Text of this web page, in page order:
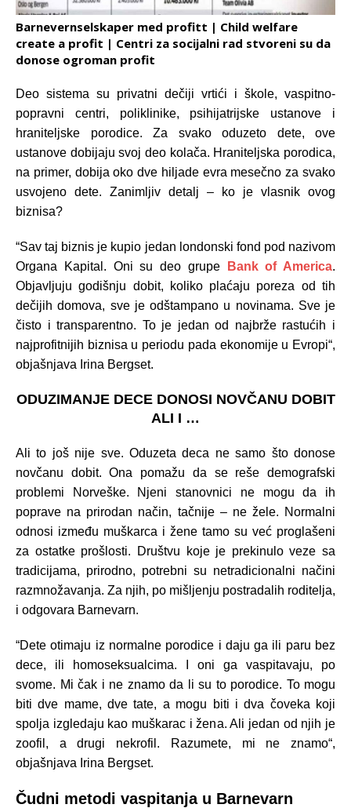
Barnevernselskaper med profitt | Child welfare
create a profit | Centri za socijalni rad stvoreni su da
donose ogroman profit
Deo sistema su privatni dečiji vrtići i škole, vaspitno-
popravni centri, poliklinike, psihijatrijske ustanove i
hraniteljske porodice. Za svako oduzeto dete, ove
ustanove dobijaju svoj deo kolača. Hraniteljska porodica,
na primer, dobija oko dve hiljade evra mesečno za svako
usvojeno dete. Zanimljiv detalj – ko je vlasnik ovog
biznisa?
“Sav taj biznis je kupio jedan londonski fond pod nazivom
Organa Kapital. Oni su deo grupe
Bank of America.
Objavljuju godišnju dobit, koliko plaćaju poreza od tih
dečijih domova, sve je odštampano u novinama. Sve je
čisto i transparentno. To je jedan od najbrže rastućih i
najprofitnijih biznisa u periodu pada ekonomije u Evropi“,
objašnjava Irina Bergset.
ODUZIMANJE DECE DONOSI NOVČANU DOBIT
ALI I …
Ali to još nije sve. Oduzeta deca ne samo što donose
novčanu dobit. Ona pomažu da se reše demografski
problemi Norveške. Njeni stanovnici ne mogu da ih
poprave na prirodan način, tačnije – ne žele. Normalni
odnosi između muškarca i žene tamo su već proglašeni
za ostatke prošlosti. Društvu koje je prekinulo veze sa
tradicijama, prirodno, potrebni su netradicionalni načini
razmnožavanja. Za njih, po mišljenju postradalih roditelja,
i odgovara Barnevarn.
“Dete otimaju iz normalne porodice i daju ga ili paru bez
dece, ili homoseksualcima. I oni ga vaspitavaju, po
svome. Mi čak i ne znamo da li su to porodice. To mogu
biti dve mame, dve tate, a mogu biti i dva čoveka koji
spolja izgledaju kao muškarac i žena. Ali jedan od njih je
zoofil, a drugi nekrofil. Razumete, mi ne znamo“,
objašnjava Irina Bergset.
Čudni metodi vaspitanja u Barnevarn